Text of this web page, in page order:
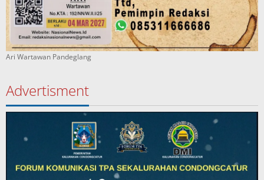
Ari Wartawan Pandeglang
Advertisment